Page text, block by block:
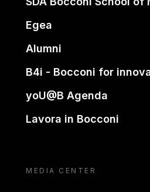
Egea
Alumni
B4i - Bocconi for
yoU@B Agenda
Lavora in Bocconi
MEDIA CENTER